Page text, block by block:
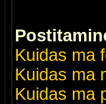
Kuidas ma
Kuidas ma
Kuidas ma